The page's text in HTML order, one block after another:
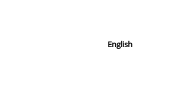
English